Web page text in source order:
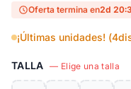
Oferta termina en2d
¡Últimas unidades! (4
TALLA — Elige una talla